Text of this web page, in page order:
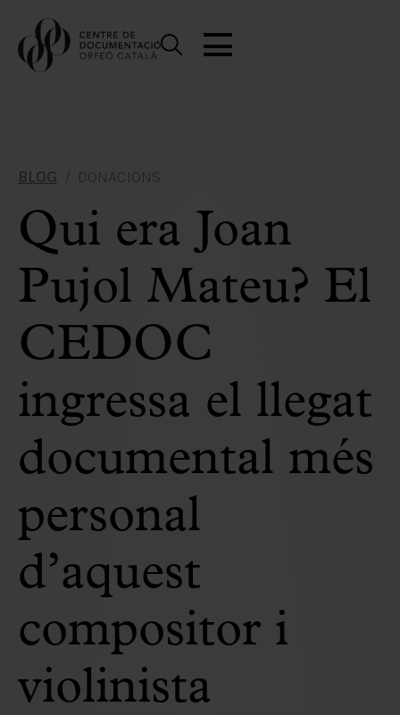
BLOG DONACIONS
Qui era Joan
Pujol Mateu? El
CEDOC
ingressa el llegat
documental més
personal
d’aquest
compositor i
violinista